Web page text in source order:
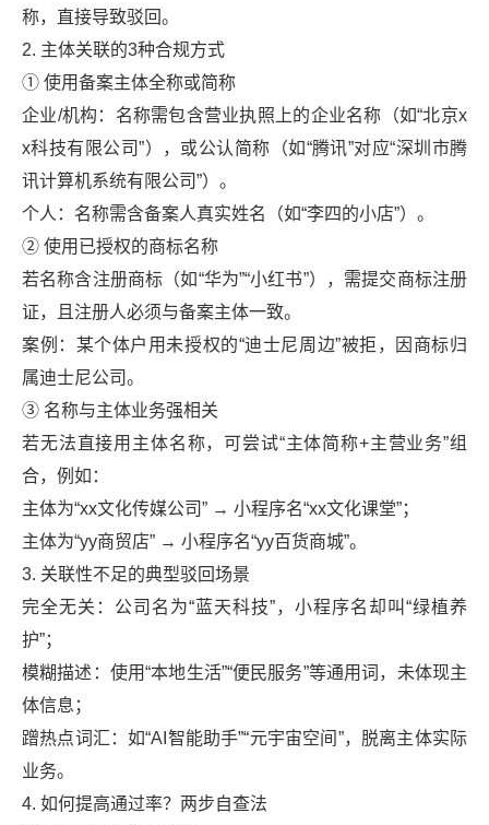
称，直接导致驳回。
2. 主体关联的3种合规方式
① 使用备案主体全称或简称
企业/机构：名称需包含营业执照上的企业名称（如“北京x
x科技有限公司”），或公认简称（如“腾讯”对应“深圳市腾
讯计算机系统有限公司”）。
个人：名称需含备案人真实姓名（如“李四的小店”）。
② 使用已授权的商标名称
若名称含注册商标（如“华为”“小红书”），需提交商标注册
证，且注册人必须与备案主体一致。
案例：某个体户用未授权的“迪士尼周边”被拒，因商标归
属迪士尼公司。
③ 名称与主体业务强相关
若无法直接用主体名称，可尝试“主体简称+主营业务”组
合，例如：
主体为“xx文化传媒公司” → 小程序名“xx文化课堂”；
主体为“yy商贸店” → 小程序名“yy百货商城”。
3. 关联性不足的典型驳回场景
完全无关：公司名为“蓝天科技”，小程序名却叫“绿植养
护”；
模糊描述：使用“本地生活”“便民服务”等通用词，未体现主
体信息；
蹭热点词汇：如“AI智能助手”“元宇宙空间”，脱离主体实际
业务。
4. 如何提高通过率？两步自查法